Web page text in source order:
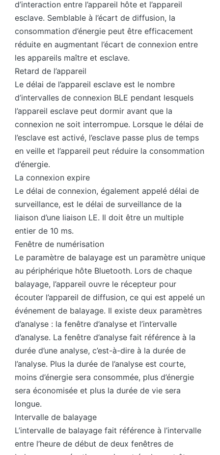
d’interaction entre l’appareil hôte et l’appareil
esclave. Semblable à l’écart de diffusion, la
consommation d’énergie peut être efficacement
réduite en augmentant l’écart de connexion entre
les appareils maître et esclave.
Retard de l’appareil
Le délai de l’appareil esclave est le nombre
d’intervalles de connexion BLE pendant lesquels
l’appareil esclave peut dormir avant que la
connexion ne soit interrompue. Lorsque le délai de
l’esclave est activé, l’esclave passe plus de temps
en veille et l’appareil peut réduire la consommation
d’énergie.
La connexion expire
Le délai de connexion, également appelé délai de
surveillance, est le délai de surveillance de la
liaison d’une liaison LE. Il doit être un multiple
entier de 10 ms.
Fenêtre de numérisation
Le paramètre de balayage est un paramètre unique
au périphérique hôte Bluetooth. Lors de chaque
balayage, l’appareil ouvre le récepteur pour
écouter l’appareil de diffusion, ce qui est appelé un
événement de balayage. Il existe deux paramètres
d’analyse : la fenêtre d’analyse et l’intervalle
d’analyse. La fenêtre d’analyse fait référence à la
durée d’une analyse, c’est-à-dire à la durée de
l’analyse. Plus la durée de l’analyse est courte,
moins d’énergie sera consommée, plus d’énergie
sera économisée et plus la durée de vie sera
longue.
Intervalle de balayage
L’intervalle de balayage fait référence à l’intervalle
entre l’heure de début de deux fenêtres de